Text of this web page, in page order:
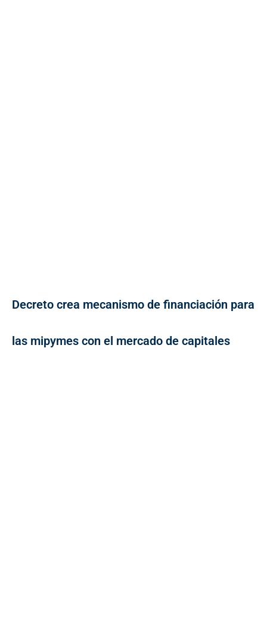
Decreto crea mecanismo de financiación para
las mipymes con el mercado de capitales